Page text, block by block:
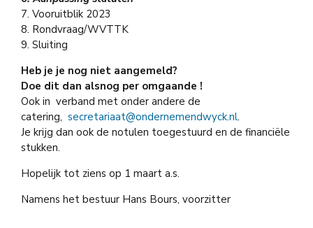
7. Vooruitblik 2023
8. Rondvraag/WVTTK
9. Sluiting
Heb je je nog niet aangemeld?
Doe dit dan alsnog per omgaande !
Ook in verband met onder andere de
catering, secretariaat@ondernemendwyck.nl.
Je krijg dan ook de notulen toegestuurd en de financiële
stukken.
Hopelijk tot ziens op 1 maart a.s.
Namens het bestuur Hans Bours, voorzitter